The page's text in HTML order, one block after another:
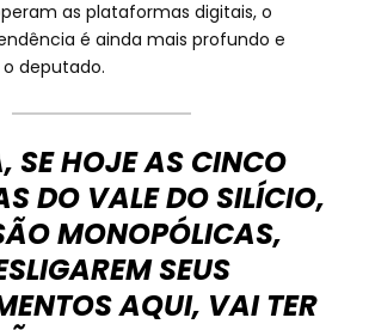
as plataformas digitais, o
é ainda mais profundo e
deputado.
SE HOJE AS CINCO
DO VALE DO SILÍCIO,
MONOPÓLICAS,
SEUS
AQUI, VAI TER